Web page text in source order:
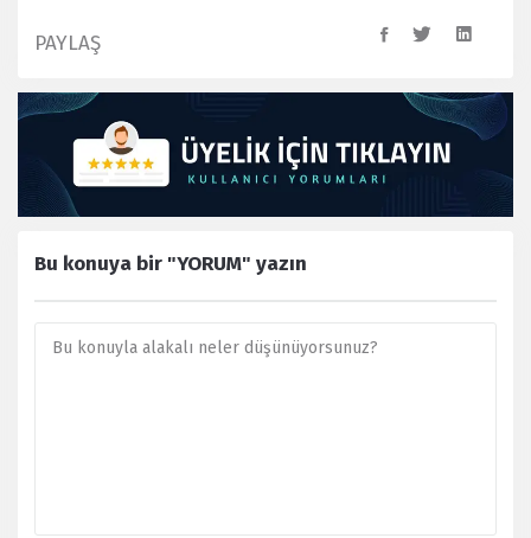
PAYLAŞ
Bu konuya bir "YORUM" yazın